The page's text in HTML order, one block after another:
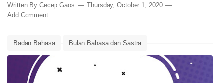
Written By Cecep Gaos
Thursday, October 1, 2020
Add Comment
Badan Bahasa Bulan Bahasa dan Sastra
Bulan Bahasa dan Sastra 2020
Simulasi Kebahasaan dan Kesastraan